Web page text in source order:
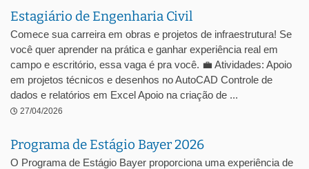
Estagiário de Engenharia Civil
Comece sua carreira em obras e projetos de infraestrutura! Se
você quer aprender na prática e ganhar experiência real em
campo e escritório, essa vaga é pra você. 💼 Atividades: Apoio
em projetos técnicos e desenhos no AutoCAD Controle de
dados e relatórios em Excel Apoio na criação de ...
27/04/2026
Programa de Estágio Bayer 2026
O Programa de Estágio Bayer proporciona uma experiência de